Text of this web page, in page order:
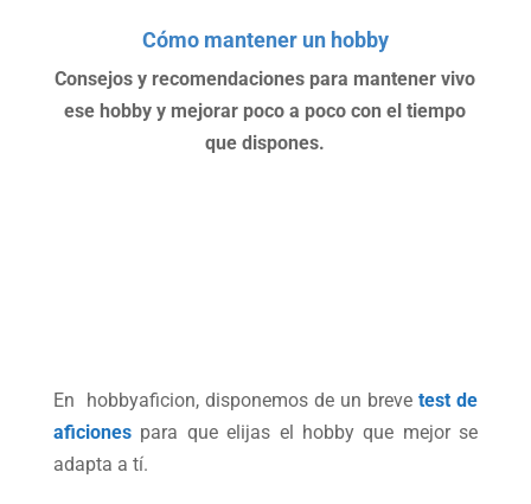
Cómo mantener un hobby
Consejos y recomendaciones para mantener vivo
ese hobby y mejorar poco a poco con el tiempo
que dispones.
En hobbyaficion, disponemos de un brevetest de
aficiones para que elijas el hobby que mejor se
adapta a tí.